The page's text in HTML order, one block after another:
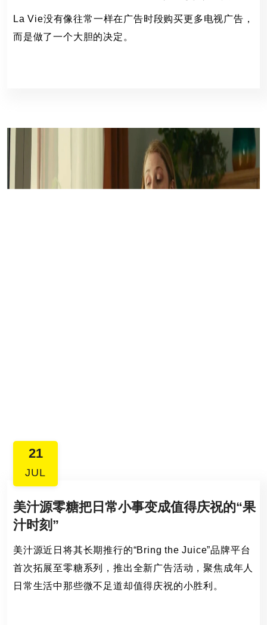
La Vie没有像往常一样在广告时段购买更多电视广告，
而是做了一个大胆的决定。
21
JUL
美汁源零糖把日常小事变成值得庆祝的“果
汁时刻”
美汁源近日将其长期推行的“Bring the Juice”品牌平台
首次拓展至零糖系列，推出全新广告活动，聚焦成年人
日常生活中那些微不足道却值得庆祝的小胜利。